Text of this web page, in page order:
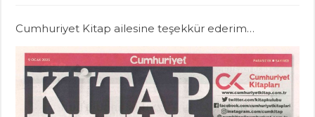
Cumhuriyet Kitap ailesine teşekkür ederim…